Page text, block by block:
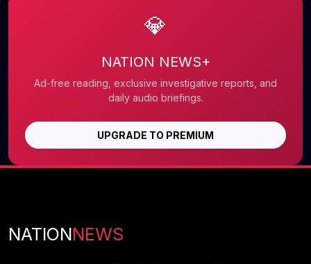
💎
NATION NEWS+
Ad-free reading, exclusive investigative reports, and
daily audio briefings.
UPGRADE TO PREMIUM
NATIONNEWS